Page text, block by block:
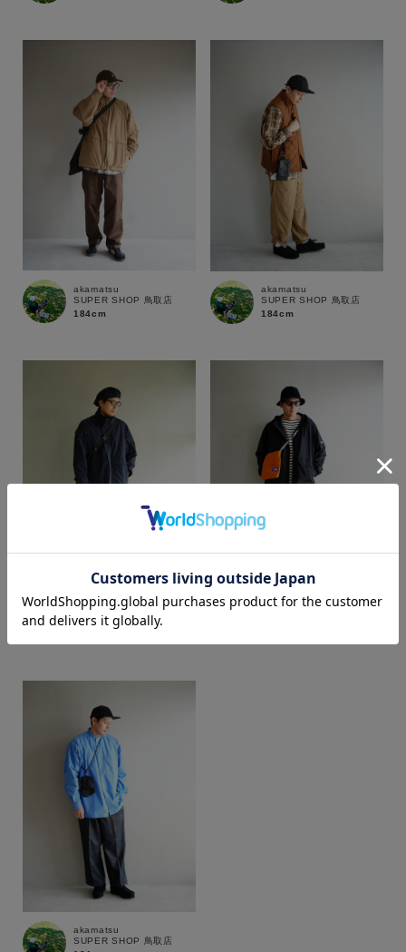
商品タイプ
通常商品
セール価格
在庫あり
akamatsu
SUPER SHOP 鳥取店
184cm
akamatsu
SUPER SHOP 鳥取店
184cm
akamatsu
SUPER SHOP 鳥取店
akamatsu
akamatsu
SUPER SHOP 鳥取店